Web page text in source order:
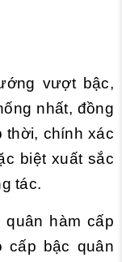
vượt bậc,
nhất, đồng
thời, chính xác
biệt xuất sắc
tác.
hàm cấp
cấp bậc quân